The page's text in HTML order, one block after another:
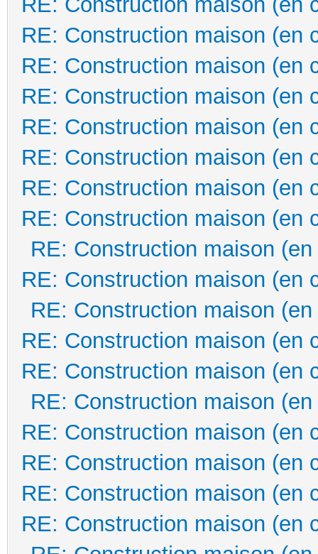
RE: Construction maison (en
RE: Construction maison (en
RE: Construction maison (en
RE: Construction maison (en
RE: Construction maison (en
RE: Construction maison (en
RE: Construction maison (en
RE: Construction maison
RE: Construction maison (en
RE: Construction maison
RE: Construction maison (en
RE: Construction maison (en
RE: Construction maison
RE: Construction maison (en
RE: Construction maison (en
RE: Construction maison (en
RE: Construction maison (en